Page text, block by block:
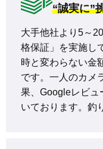
“誠実に”
大手他社より5～
格保証」を実施し
時と変わらない金
です。一人のカメ
果、Googleレビ
いております。釣